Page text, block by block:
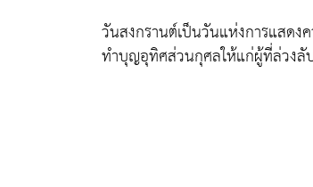
วันสงกรานต์เป็นวันแห่งการแสด
ทำบุญอุทิศส่วนกุศลให้แก่ผู้ที่ล่วงลั